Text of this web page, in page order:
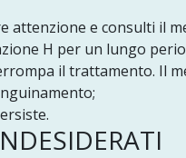
attenzione e consulti il
H per un lungo
il trattamento. Il